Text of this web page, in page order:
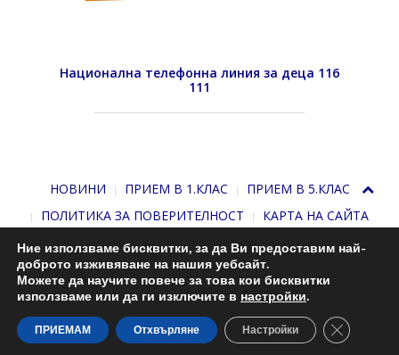
Национална телефонна линия за деца 116
111
НОВИНИ ПРИЕМ В 1.КЛАС
ПРИЕМ В 5.КЛАС
ПОЛИТИКА ЗА ПОВЕРИТЕЛНОСТ
КАРТА НА САЙТА
С подкрепата наНиколай Комнев. 2013-2026
Ние използваме бисквитки, за да Ви предоставим най-
доброто изживяване на нашия уебсайт.
Можете да научите повече за това кои бисквитки
използваме или да ги изключите в настройки.
ПРИЕМАМ Отхвърляне Настройки Close